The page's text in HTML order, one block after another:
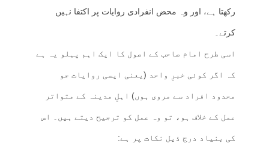
رکھتا ہے، اور وہ محض انفرادی روایات پر اکتفا نہیں
کرتے۔
اسی طرح امام صاحب کے اصول کا ایک اہم پہلو یہ ہے
کہ اگر کوئی خبرِ واحد (یعنی ایسی روایات جو
محدود افراد سے مروی ہوں) اہلِ مدینہ کے متواتر
عمل کے خلاف ہو، تو وہ عمل کو ترجیح دیتے ہیں۔ اس
کی بنیاد درج ذیل نکات پر ہے: